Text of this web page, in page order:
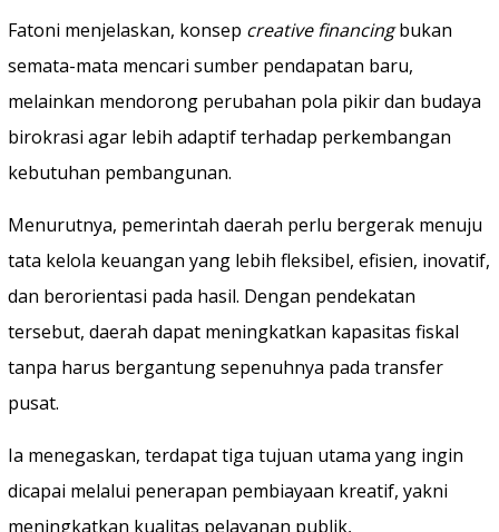
Fatoni menjelaskan, konsep creative financingbukan
semata-mata mencari sumber pendapatan baru,
melainkan mendorong perubahan pola pikir dan budaya
birokrasi agar lebih adaptif terhadap perkembangan
kebutuhan pembangunan.
Menurutnya, pemerintah daerah perlu bergerak menuju
tata kelola keuangan yang lebih fleksibel, efisien, inovatif,
dan berorientasi pada hasil. Dengan pendekatan
tersebut, daerah dapat meningkatkan kapasitas fiskal
tanpa harus bergantung sepenuhnya pada transfer
pusat.
Ia menegaskan, terdapat tiga tujuan utama yang ingin
dicapai melalui penerapan pembiayaan kreatif, yakni
meningkatkan kualitas pelayanan publik,